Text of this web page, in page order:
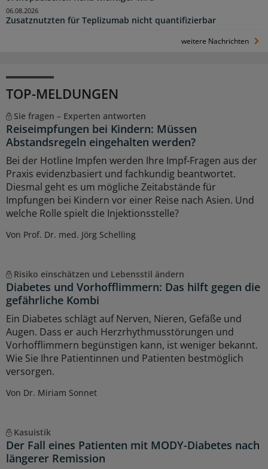
Zusatznutzten für Teplizumab nicht quantifizierbar
06.08.2026
weitere Nachrichten
TOP-MELDUNGEN
Sie fragen – Experten antworten
Reiseimpfungen bei Kindern: Müssen
Abstandsregeln eingehalten werden?
Bei der Hotline Impfen werden Ihre Impf-Fragen aus der
Praxis evidenzbasiert und fachkundig beantwortet.
Diesmal geht es um mögliche Zeitabstände für
Impfungen bei Kindern vor einer Reise nach Asien. Und
welche Rolle spielt die Injektionsstelle?
Von Prof. Dr. med. Jörg Schelling
Risiko einschätzen und Lebensstil ändern
Diabetes und Vorhofflimmern: Das hilft gegen die
gefährliche Kombi
Ein Diabetes schlägt auf Nerven, Nieren, Gefäße und
Augen. Dass er auch Herzrhythmusstörungen und
Vorhofflimmern begünstigen kann, ist weniger bekannt.
Wie Sie Ihre Patientinnen und Patienten bestmöglich
versorgen.
Von Dr. Miriam Sonnet
Kasuistik
Der Fall eines Patienten mit MODY-Diabetes nach
längerer Remission